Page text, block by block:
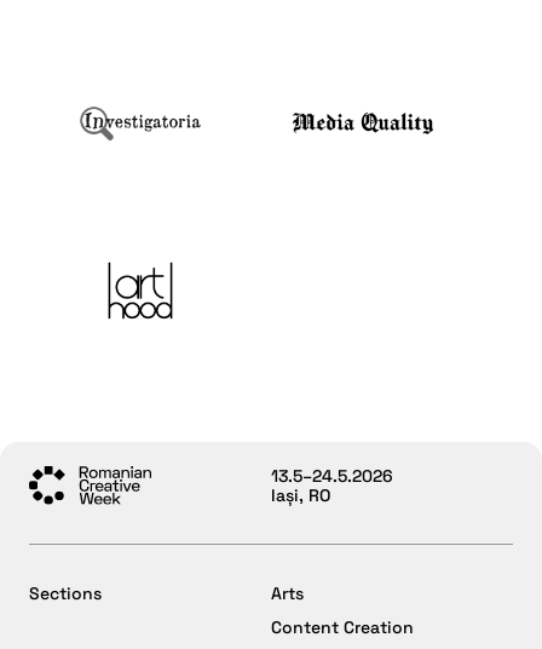
13.5–24.5.2026
Iași, RO
Sections
Arts
Content Creation